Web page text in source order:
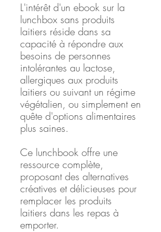
L'intérêt d'un ebook sur la
lunchbox sans produits
laitiers réside dans sa
capacité à répondre aux
besoins de personnes
intolérantes au lactose,
allergiques aux produits
laitiers ou suivant un régime
végétalien, ou simplement en
quête d'options alimentaires
plus saines.
Ce lunchbook offre une
ressource complète,
proposant des alternatives
créatives et délicieuses pour
remplacer les produits
laitiers dans les repas à
emporter.